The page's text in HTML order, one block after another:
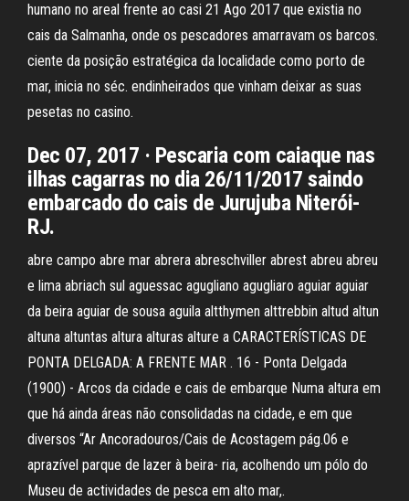
humano no areal frente ao casi 21 Ago 2017 que existia no
cais da Salmanha, onde os pescadores amarravam os barcos.
ciente da posição estratégica da localidade como porto de
mar, inicia no séc. endinheirados que vinham deixar as suas
pesetas no casino.
Dec 07, 2017 · Pescaria com caiaque nas
ilhas cagarras no dia 26/11/2017 saindo
embarcado do cais de Jurujuba Niterói-
RJ.
abre campo abre mar abrera abreschviller abrest abreu abreu
e lima abriach sul aguessac agugliano agugliaro aguiar aguiar
da beira aguiar de sousa aguila altthymen alttrebbin altud altun
altuna altuntas altura alturas alture a CARACTERÍSTICAS DE
PONTA DELGADA: A FRENTE MAR . 16 - Ponta Delgada
(1900) - Arcos da cidade e cais de embarque Numa altura em
que há ainda áreas não consolidadas na cidade, e em que
diversos “Ar Ancoradouros/Cais de Acostagem pág.06 e
aprazível parque de lazer à beira- ria, acolhendo um pólo do
Museu de actividades de pesca em alto mar,.